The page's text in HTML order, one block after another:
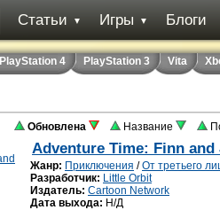
Статьи ▼ Игры ▼ Блоги
PlayStation 4 PlayStation 3 Vita
Обновлена Название
Adventure Time: Finn
Жанр: Приключения /От третьего
Разработчик: Little Orbit
Издатель: Cartoon Network
Дата выхода: Н/Д